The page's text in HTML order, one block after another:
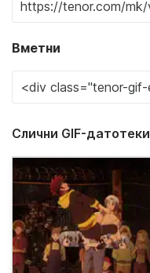
Вметни
Слични GIF-датотеки